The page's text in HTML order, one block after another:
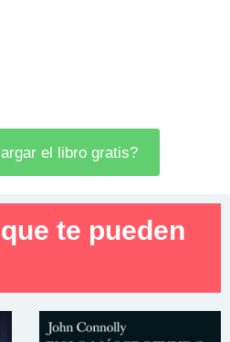
el libro gratis?
te pueden